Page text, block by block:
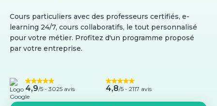
Cours particuliers avec des professeurs certifiés, e-
learning 24/7, cours collaboratifs, le tout personnalisé
pour votre métier. Profitez d'un programme proposé
par votre entreprise.
4,9/5 - 3025 avis 4,8/5 - 2117 avis